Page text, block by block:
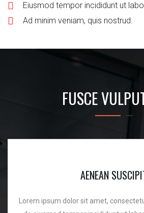
Eiusmod tempor incididunt ut
Ad minim veniam, quis nostrud.
FUSCE
AENEAN
Lorem ipsum dolor sit amet,